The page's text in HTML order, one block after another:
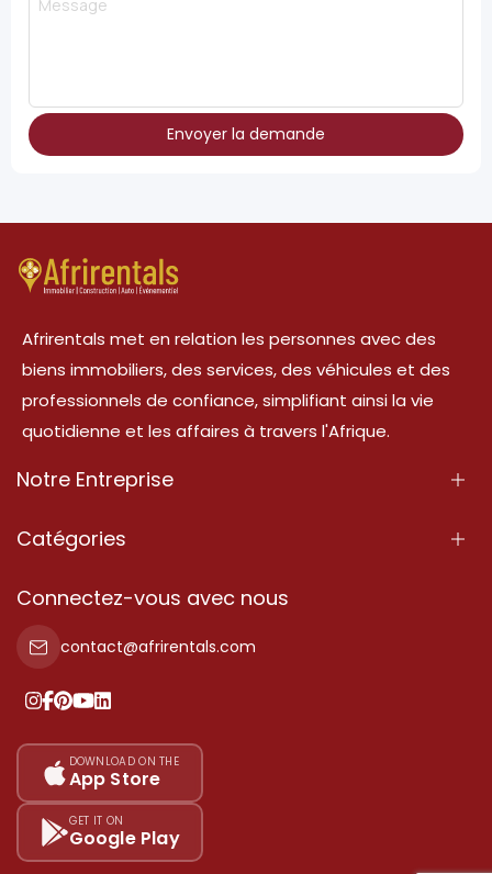
Envoyer la demande
Afrirentals met en relation les personnes avec des
biens immobiliers, des services, des véhicules et des
professionnels de confiance, simplifiant ainsi la vie
quotidienne et les affaires à travers l'Afrique.
Notre Entreprise
À Propos
Conditions d'Utilisation
Politique de Confidentialité
Nos tarifs
Plan du site
Catégories
Propriété
Propriété à vendre
Propriété à louer
Ajoutez votre témoignage
Connectez-vous avec nous
contact@afrirentals.com
DOWNLOAD ON THE
App Store
GET IT ON
Google Play